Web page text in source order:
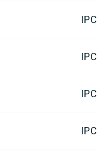
IPC
IPC
IPC
IPC